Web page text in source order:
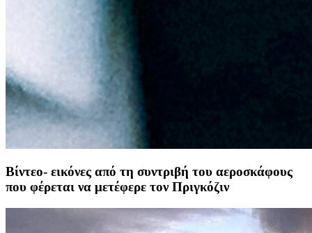
Βίντεο- εικόνες από τη συντριβή του αεροσκάφους
που φέρεται να μετέφερε τον Πριγκόζιν